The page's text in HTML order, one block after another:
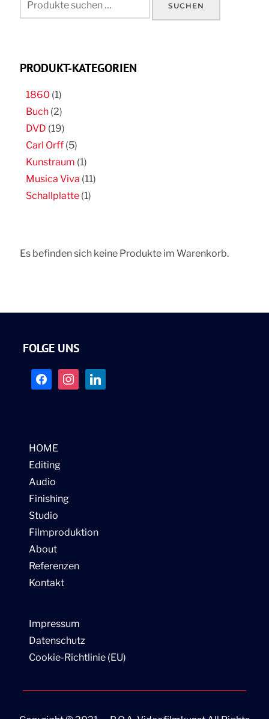
nach:
SUCHEN
PRODUKT-KATEGORIEN
1860 (1)
Buch (2)
DVD (19)
Carl Orff (5)
Kunstraum (1)
Musica Viva (11)
Schallplatte (1)
Es befinden sich keine Produkte im Warenkorb.
FOLGE UNS
facebookinstagramlinkedin
HOME
Editing
Audio
Finishing
Studio
Filmproduktion
About
Referenzen
Kontakt
Impressum
Datenschutz
Cookie-Richtlinie (EU)